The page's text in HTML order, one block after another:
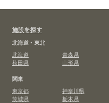
施設を探す
北海道・東北
北海道
青森県
秋田県
山形県
関東
東京都
神奈川県
茨城県
栃木県